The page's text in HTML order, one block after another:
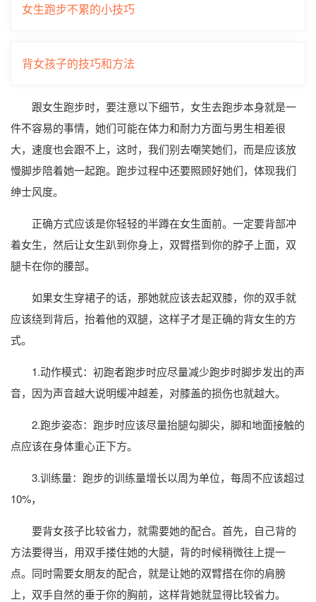
女生跑步不累的小技巧
背女孩子的技巧和方法
跟女生跑步时，要注意以下细节，女生去跑步本身就是一
件不容易的事情，她们可能在体力和耐力方面与男生相差很
大，速度也会跟不上，这时，我们别去嘲笑她们，而是应该放
慢脚步陪着她一起跑。跑步过程中还要照顾好她们，体现我们
绅士风度。
正确方式应该是你轻轻的半蹲在女生面前。一定要背部冲
着女生，然后让女生趴到你身上，双臂搭到你的脖子上面，双
腿卡在你的腰部。
如果女生穿裙子的话，那她就应该去起双膝，你的双手就
应该绕到背后，抬着他的双腿，这样子才是正确的背女生的方
式。
1.动作模式：初跑者跑步时应尽量减少跑步时脚步发出的声
音，因为声音越大说明缓冲越差，对膝盖的损伤也就越大。
2.跑步姿态：跑步时应该尽量抬腿勾脚尖，脚和地面接触的
点应该在身体重心正下方。
3.训练量：跑步的训练量增长以周为单位，每周不应该超过
10%，
要背女孩子比较省力，就需要她的配合。首先，自己背的
方法要得当，用双手搂住她的大腿，背的时候稍微往上提一
点。同时需要女朋友的配合，就是让她的双臂搭在你的肩膀
上，双手自然的垂于你的胸前，这样背她就显得比较省力。